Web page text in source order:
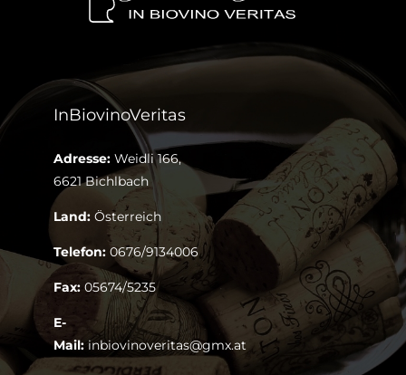
InBiovinoVeritas
Adresse: Weidli 166,
6621 Bichlbach
Land: Österreich
Telefon: 0676/9134006
Fax: 05674/5235
E-
Mail: inbiovinoveritas@gmx.at